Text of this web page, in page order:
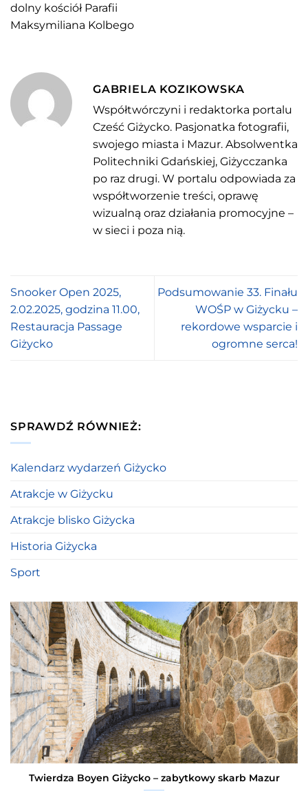
dolny kościół Parafii
Maksymiliana Kolbego
GABRIELA KOZIKOWSKA
Współtwórczyni i redaktorka portalu
Cześć Giżycko. Pasjonatka fotografii,
swojego miasta i Mazur. Absolwentka
Politechniki Gdańskiej, Giżycczanka
po raz drugi. W portalu odpowiada za
współtworzenie treści, oprawę
wizualną oraz działania promocyjne –
w sieci i poza nią.
Snooker Open 2025,
2.02.2025, godzina 11.00,
Restauracja Passage
Giżycko
Podsumowanie 33. Finału
WOŚP w Giżycku –
rekordowe wsparcie i
ogromne serca!
SPRAWDŹ RÓWNIEŻ:
Kalendarz wydarzeń Giżycko
Atrakcje w Giżycku
Atrakcje blisko Giżycka
Historia Giżycka
Sport
Twierdza Boyen Giżycko – zabytkowy skarb Mazur